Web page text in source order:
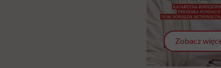
Zobacz